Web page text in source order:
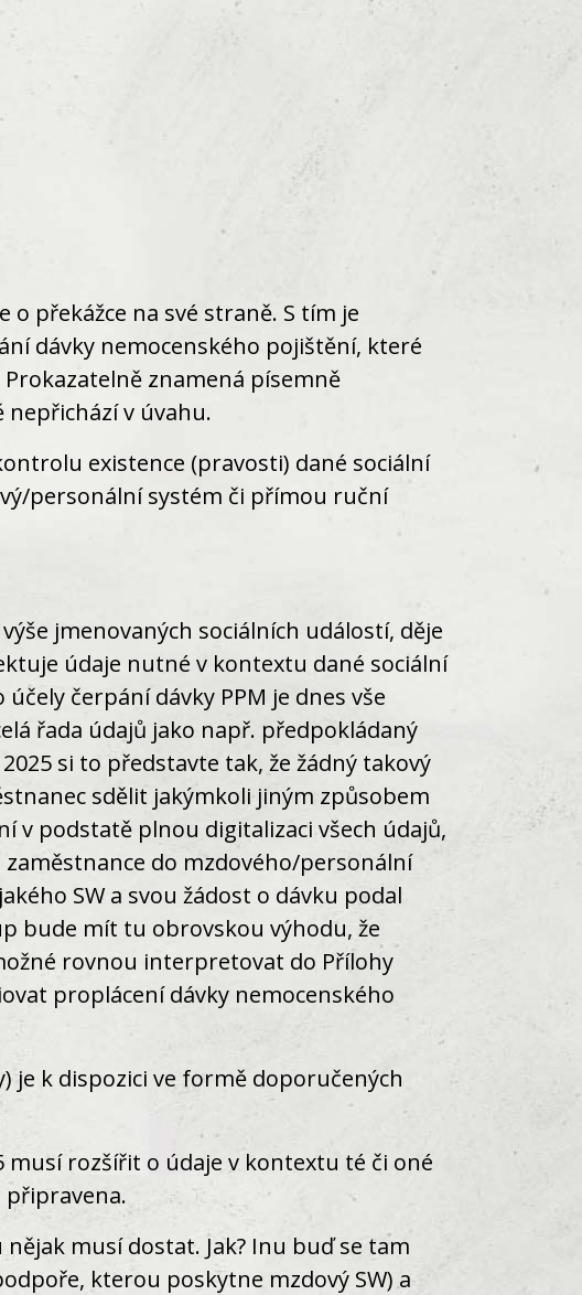
překážce na své straně. S tím je
dávky nemocenského pojištění, které
znamená písemně
v úvahu.
existence (pravosti) dané sociální
personální systém či přímou ruční
jmenovaných sociálních událostí, děje
údaje nutné v kontextu dané sociální
čerpání dávky PPM je dnes vše
řada údajů jako např. předpokládaný
si to představte tak, že žádný takový
sdělit jakýmkoli jiným způsobem
v podstatě plnou digitalizaci všech údajů,
do mzdového/personální
SW a svou žádost o dávku podal
bude mít tu obrovskou výhodu, že
rovnou interpretovat do Přílohy
proplácení dávky nemocenského
je k dispozici ve formě doporučených
musí rozšířit o údaje v kontextu té či oné
připravena.
musí dostat. Jak? Inu buď se tam
kterou poskytne mzdový SW) a